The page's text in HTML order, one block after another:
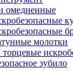
омедненные
молотки
торцевые
зубило